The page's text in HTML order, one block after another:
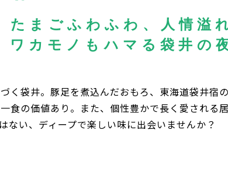
たまごふわふわ、
人情溢
ワカモノもハマる袋井の
く袋井。豚足を煮込んだおもろ、東海道袋井宿
食の価値あり。また、個性豊かで長く愛される
ない、ディープで楽しい味に出会いませんか？